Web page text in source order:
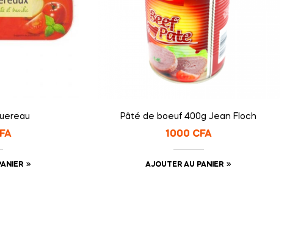
Pâté de boeuf 400g Jean Floch
1000 CFA
AJOUTER AU PANIER